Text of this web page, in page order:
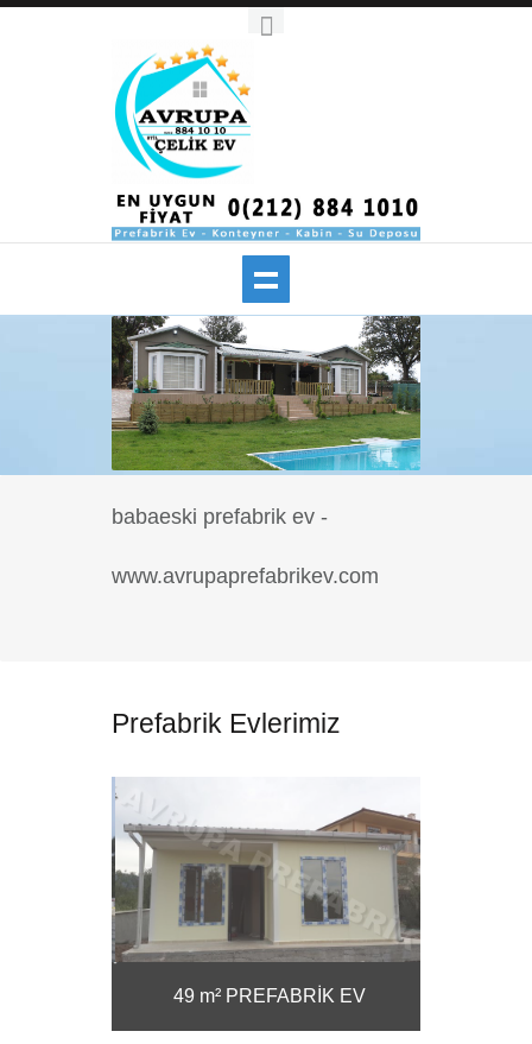
babaeski prefabrik ev -
www.avrupaprefabrikev.com
Prefabrik Evlerimiz
49 m² PREFABRİK EV